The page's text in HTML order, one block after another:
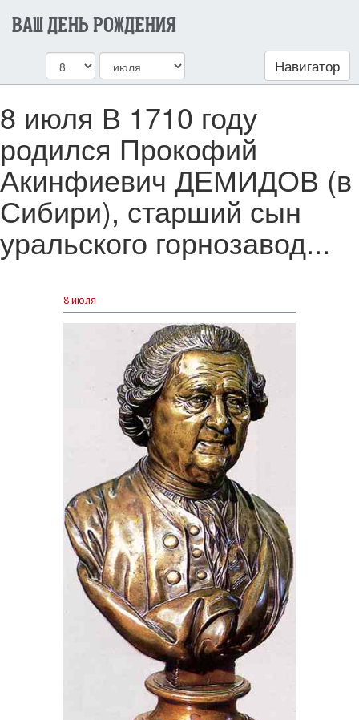
ВАШ ДЕНЬ РОЖДЕНИЯ
Навигатор
8 июля В 1710 году
родился Прокофий
Акинфиевич ДЕМИДОВ (в
Сибири), старший сын
уральского горнозавод...
8 июля